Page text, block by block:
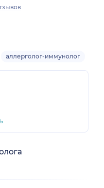
аллерголог-иммунолог